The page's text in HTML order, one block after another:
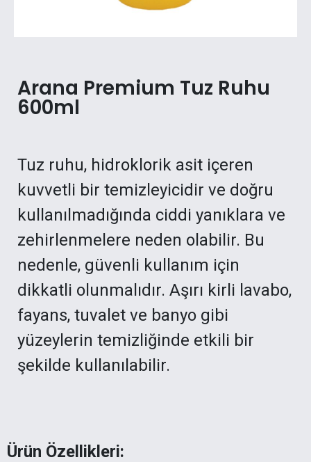
Arana Premium Tuz Ruhu
600ml
Tuz ruhu, hidroklorik asit içeren
kuvvetli bir temizleyicidir ve doğru
kullanılmadığında ciddi yanıklara ve
zehirlenmelere neden olabilir. Bu
nedenle, güvenli kullanım için
dikkatli olunmalıdır. Aşırı kirli lavabo,
fayans, tuvalet ve banyo gibi
yüzeylerin temizliğinde etkili bir
şekilde kullanılabilir.
Ürün Özellikleri: